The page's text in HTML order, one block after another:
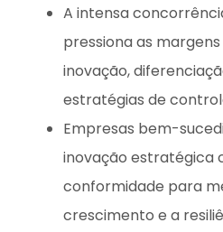
A intensa
pressiona as
inovação,
estratégias de
Empresas bem-
inovação estratégica
conformidade para
crescimento e a